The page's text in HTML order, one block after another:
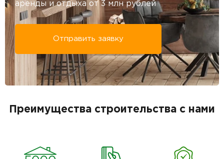
аренды и отдыха от 3 млн рублей
Отправить заявку
Преимущества строительства с нами